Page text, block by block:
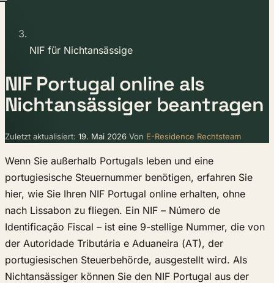
NIF für Nichtansässige
NIF Portugal online als
Nichtansässiger beantragen
Zuletzt aktualisiert: 19. Mai 2026 Von E-Residence Rechtsteam
Wenn Sie außerhalb Portugals leben und eine
portugiesische Steuernummer benötigen, erfahren Sie
hier, wie Sie Ihren NIF Portugal online erhalten, ohne
nach Lissabon zu fliegen. Ein NIF – Número de
Identificação Fiscal – ist eine 9-stellige Nummer, die von
der Autoridade Tributária e Aduaneira (AT), der
portugiesischen Steuerbehörde, ausgestellt wird. Als
Nichtansässiger können Sie den NIF Portugal aus der